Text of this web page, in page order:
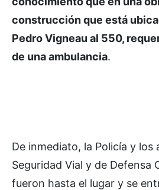
construcción que está
Pedro Vigneau al 550,
de una ambulancia.
De inmediato, la Policía y los
Seguridad Vial y de Defensa
fueron hasta el lugar y se